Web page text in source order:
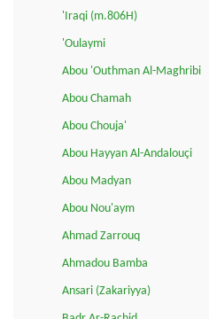
'Iraqi (m.806H)
'Oulaymi
Abou 'Outhman Al-Maghribi
Abou Chamah
Abou Chouja'
Abou Hayyan Al-Andalouçi
Abou Madyan
Abou Nou'aym
Ahmad Zarrouq
Ahmadou Bamba
Ansari (Zakariyya)